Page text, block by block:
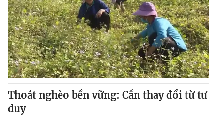
Thế giới
Tin tức
Thế giới đó đây
Câu chuyện quốc tế
Kinh tế
Tài chính
Thị trường
Góc doanh nghiệp
Dữ liệu và đời sống
Truyền hình
Thoát nghèo bền vững: Cần thay đổi từ tư
duy